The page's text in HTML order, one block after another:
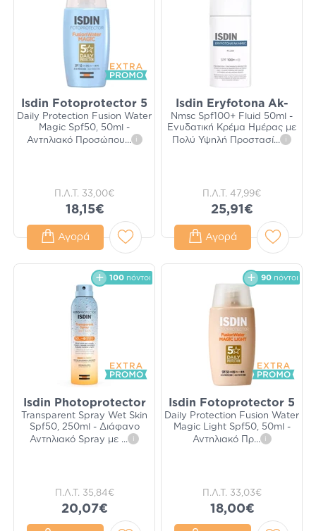
Isdin Fotoprotector 5
Daily Protection Fusion Water
Magic Spf50, 50ml -
Αντηλιακό Προσώπου... i
Π.Λ.Τ. 33,00€
18,15€
Αγορά
Isdin Eryfotona Ak-
Nmsc Spf100+ Fluid 50ml -
Ενυδατική Κρέμα Ημέρας με
Πολύ Υψηλή Προστασί... i
Π.Λ.Τ. 47,99€
25,91€
Αγορά
100 πόντοι
Isdin Photoprotector
Transparent Spray Wet Skin
Spf50, 250ml - Διάφανο
Αντηλιακό Spray με ... i
Π.Λ.Τ. 35,84€
20,07€
90 πόντοι
Isdin Fotoprotector 5
Daily Protection Fusion Water
Magic Light Spf50, 50ml -
Αντηλιακό Πρ... i
Π.Λ.Τ. 33,03€
18,00€